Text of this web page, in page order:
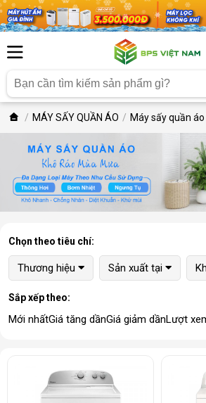
MÁY SẤY QUẦN ÁO Máy sấy quần áo
Chọn theo tiêu chí:
Thương hiệu Sản xuất tại
Sắp xếp theo:
Mới nhấtGiá tăng dầnGiá giảm dầnLượt